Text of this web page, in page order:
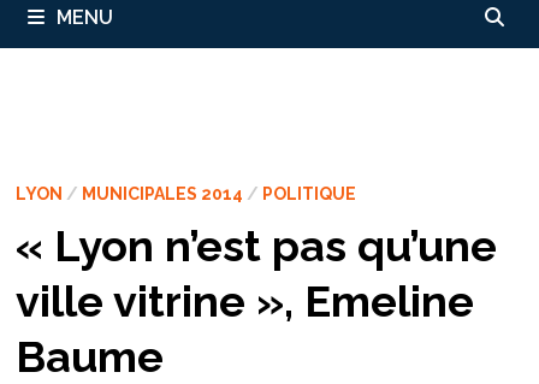
MENU
LYON / MUNICIPALES 2014 / POLITIQUE
« Lyon n’est pas qu’une
ville vitrine », Emeline
Baume